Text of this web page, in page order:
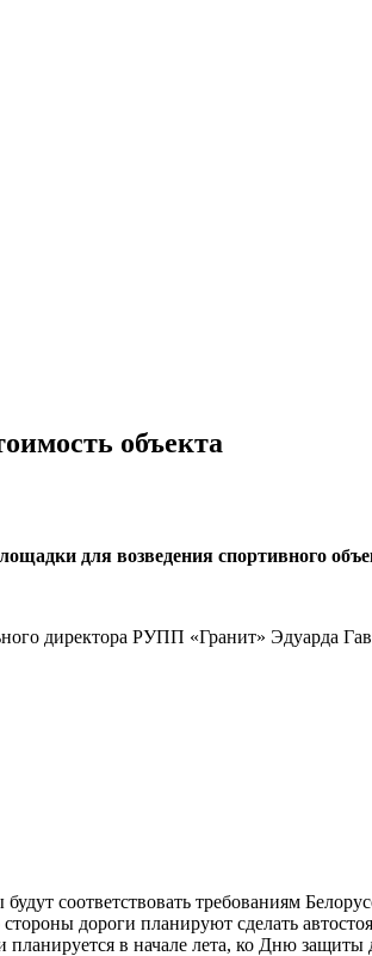
объекта
для возведения спортивного
директора РУПП «Гранит» Эдуарда
соответствовать требованиям
дороги планируют сделать
в начале лета, ко Дню защиты